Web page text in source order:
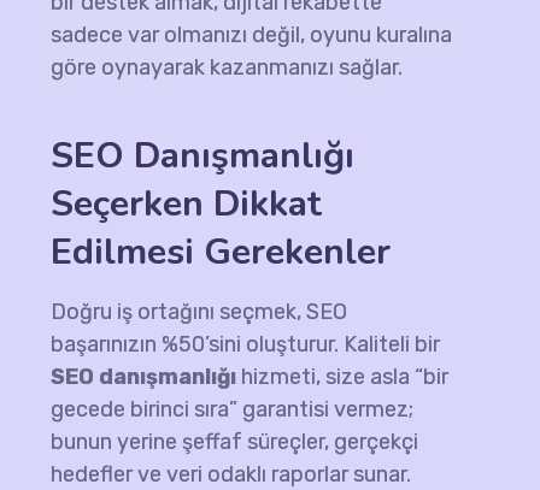
sadece var olmanızı değil, oyunu kuralına
göre oynayarak kazanmanızı sağlar.
SEO Danışmanlığı
Seçerken Dikkat
Edilmesi Gerekenler
Doğru iş ortağını seçmek, SEO
başarınızın %50’sini oluşturur. Kaliteli bir
SEO danışmanlığı hizmeti, size asla “bir
gecede birinci sıra” garantisi vermez;
bunun yerine şeffaf süreçler, gerçekçi
hedefler ve veri odaklı raporlar sunar.